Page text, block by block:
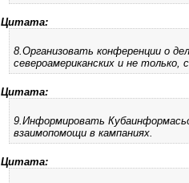
Цитата:
8.Организовать конференции о
североамериканских и не
Цитата:
9.Информировать
взаимопомощи в кампаниях.
Цитата: